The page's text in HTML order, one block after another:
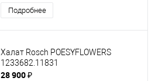
Подробнее
Халат Rosch POESYFLOWERS
1233682.11831
28 900 ₽